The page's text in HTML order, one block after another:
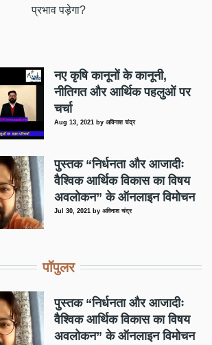
प्रभाव पड़ेगा?
नए कृषि कानूनों के कानूनी,
नीतिगत और आर्थिक पहलुओं पर
चर्चा
Aug 13, 2021 byअविनाश चंद्र
पुस्तक “निर्धनता और आजादीः
वैश्विक आर्थिक विकास का विषय
अवलोकन” के ऑनलाइन विमोचन
Jul 30, 2021 byअविनाश चंद्र
पॉपुलर
पुस्तक “निर्धनता और आजादीः
वैश्विक आर्थिक विकास का विषय
अवलोकन” के ऑनलाइन विमोचन